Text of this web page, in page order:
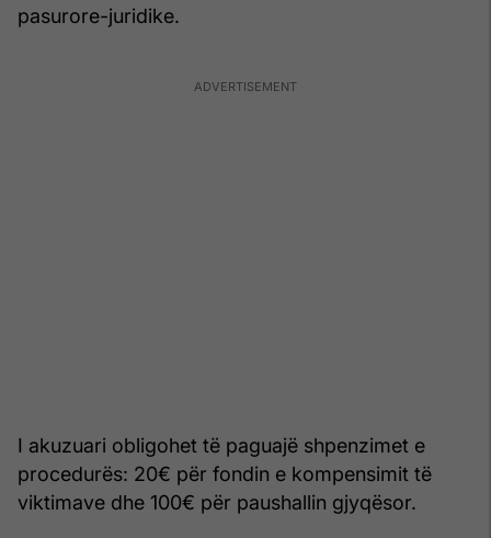
pasurore-juridike.
I akuzuari obligohet të paguajë shpenzimet e
procedurës: 20€ për fondin e kompensimit të
viktimave dhe 100€ për paushallin gjyqësor.